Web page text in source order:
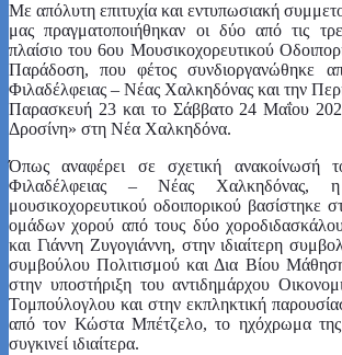
Με απόλυτη επιτυχία και εντυπωσιακή
μας πραγματοποιήθηκαν οι δύο από τις
πλαίσιο του 6ου Μουσικοχορευτικού
Παράδοση, που φέτος συνδιοργανώθηκε
Φιλαδέλφειας – Νέας Χαλκηδόνας και την
Παρασκευή 23 και το Σάββατο 24 Μαΐου
Δροσίνη» στη Νέα Χαλκηδόνα.
Όπως αναφέρει σε σχετική ανακοίνωσή
Φιλαδέλφειας – Νέας Χαλκηδόνας,
μουσικοχορευτικού οδοιπορικού βασίστηκε
ομάδων χορού από τους δύο
και Γιάννη Ζυγογιάννη, στην ιδιαίτερη
συμβούλου Πολιτισμού και Δια Βίου
στην υποστήριξη του αντιδημάρχου
Τομπούλογλου και στην εκπληκτική
από τον Κώστα Μπέτζελο, το ηχόχρωμα
συγκινεί ιδιαίτερα.